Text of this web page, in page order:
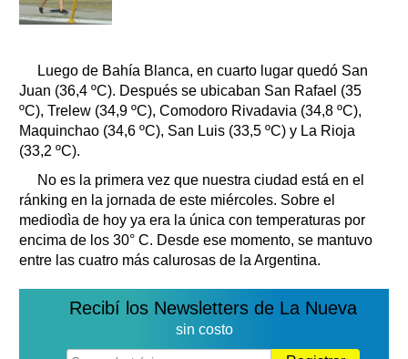
Luego de Bahía Blanca, en cuarto lugar quedó San
Juan (36,4 ºC). Después se ubicaban San Rafael (35
ºC), Trelew (34,9 ºC), Comodoro Rivadavia (34,8 ºC),
Maquinchao (34,6 ºC), San Luis (33,5 ºC) y La Rioja
(33,2 ºC).
No es la primera vez que nuestra ciudad está en el
ránking en la jornada de este miércoles. Sobre el
mediodìa de hoy ya era la única con temperaturas por
encima de los 30° C. Desde ese momento, se mantuvo
entre las cuatro más calurosas de la Argentina.
Recibí los Newsletters de La Nueva
sin costo